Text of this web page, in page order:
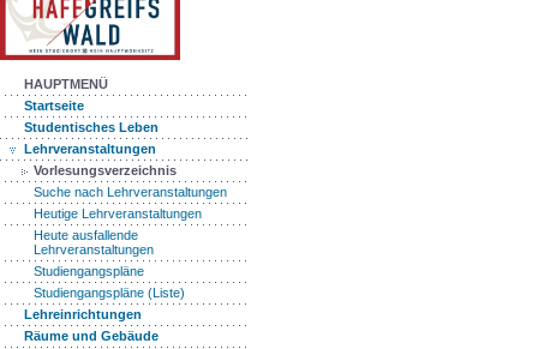
HAUPTMENÜ
Startseite
Studentisches Leben
Lehrveranstaltungen
Vorlesungsverzeichnis
Suche nach Lehrveranstaltungen
Heutige Lehrveranstaltungen
Heute ausfallende
Lehrveranstaltungen
Studiengangspläne
Studiengangspläne (Liste)
Lehreinrichtungen
Räume und Gebäude